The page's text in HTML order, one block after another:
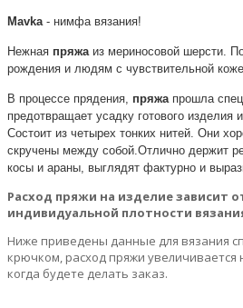
Mavka - нимфа вязания!
Нежная пряжа из мериносовой шерсти.
рождения и людям с чувствительной
В процессе прядения, пряжа прошла
предотвращает усадку готового изделия
Состоит из четырех тонких нитей. Они
скручены между собой.Отлично держит
косы и араны, выглядят фактурно и
Расход пряжи на изделие зависит
индивидуальной плотности
Ниже приведены данные для вязания
крючком, расход пряжи увеличивается
когда будете делать заказ.